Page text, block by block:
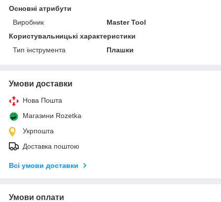
Основні атрибути
Виробник
Master Tool
Користувальницькі характеристики
Тип інструмента
Плашки
Умови доставки
Нова Пошта
Магазини Rozetka
Укрпошта
Доставка поштою
Всі умови доставки
Умови оплати